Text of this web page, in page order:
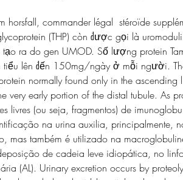
horsfall, commander légal  stéroïde
(THP) còn được gọi là
ra do gen UMOD. Số lượng protein
lên đến 150mg/ngày ở mỗi người.
normally found only in the
very early portion of the distal tubule. As
livres (ou seja, fragmentos) de
na urina auxilia, principalmente,
mas também é utilizado na
de cadeia leve idiopática, no
(AL). Urinary excretion occurs by